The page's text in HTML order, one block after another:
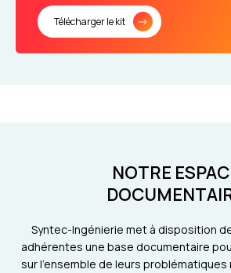
Télécharger le kit
NOTRE
Syntec-Ingénierie met à disposition
adhérentes une base documentaire
sur l'ensemble de leurs